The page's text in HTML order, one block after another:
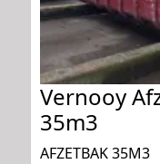
Vernooy
35m3
AFZETBAK 35M3